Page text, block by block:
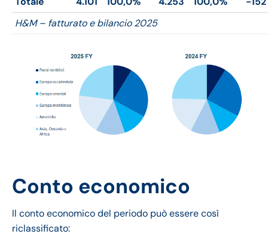
H&M – fatturato e bilancio 2025
Conto economico
Il conto economico del periodo può essere così
riclassificato: